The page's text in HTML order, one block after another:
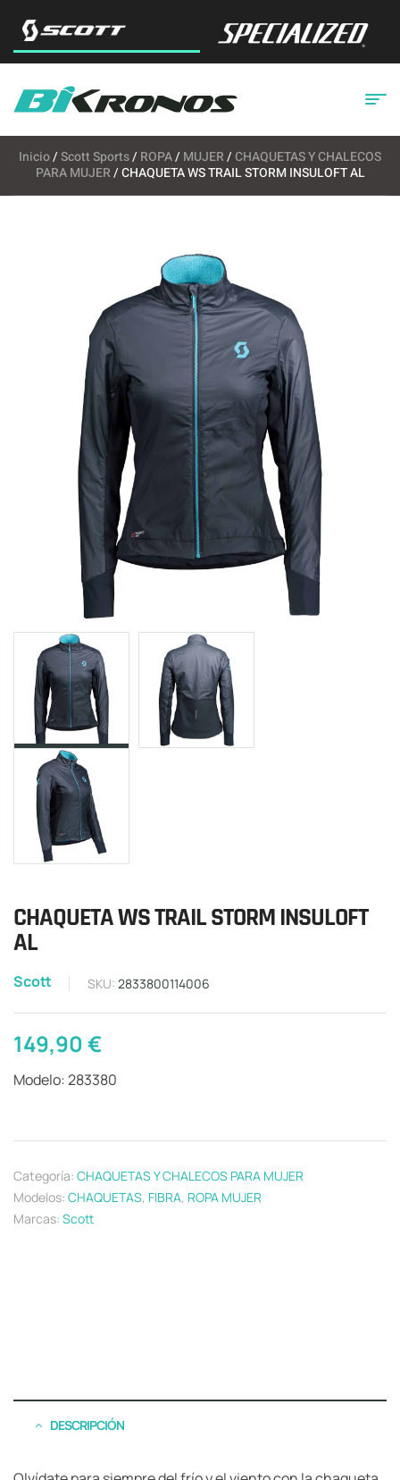
Inicio/Scott Sports/ ROPA/ MUJER/ CHAQUETAS Y CHALECOS
PARA MUJER/ CHAQUETA WS TRAIL STORM INSULOFT AL
CHAQUETA WS TRAIL STORM INSULOFT
AL
Scott SKU: 2833800114006
149,90€
Modelo: 283380
Categoría: CHAQUETAS Y CHALECOS PARA MUJER
Modelos: CHAQUETAS, FIBRA, ROPA MUJER
Marcas: Scott
DESCRIPCIÓN